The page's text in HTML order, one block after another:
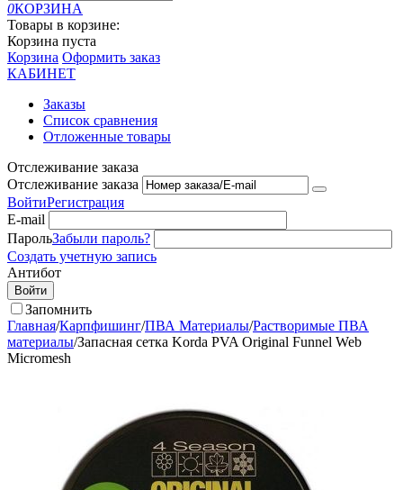
0КОРЗИНА
Товары в корзине:
Корзина пуста
Корзина Оформить заказ
КАБИНЕТ
Заказы
Список сравнения
Отложенные товары
Отслеживание заказа
Отслеживание заказа
ВойтиРегистрация
E-mail
ПарольЗабыли пароль?
Создать учетную запись
Антибот
Войти
Запомнить
Главная/Карпфишинг/ПВА Материалы/Растворимые ПВА
материалы/Запасная сетка Korda PVA Original Funnel Web
Micromesh